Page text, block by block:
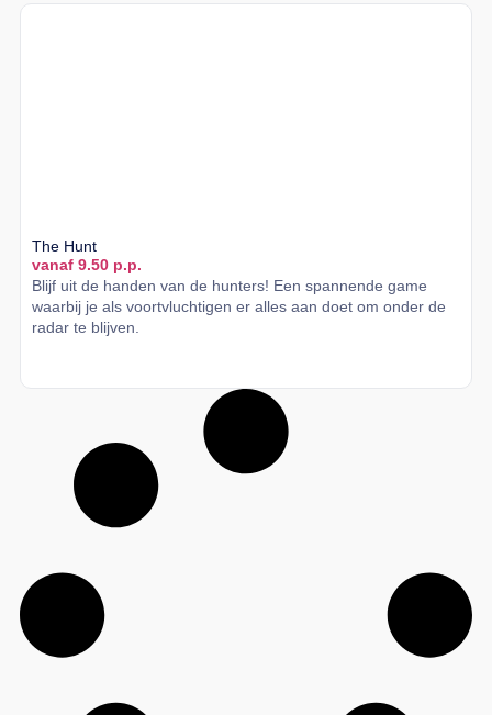
The Hunt
vanaf 9.50 p.p.
Blijf uit de handen van de hunters! Een spannende game
waarbij je als voortvluchtigen er alles aan doet om onder de
radar te blijven.